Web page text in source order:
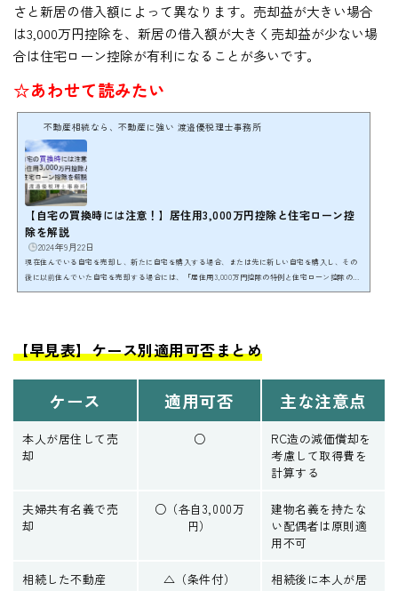
さと新居の借入額によって異なります。売却益が大きい場合
は3,000万円控除を、新居の借入額が大きく売却益が少ない場
合は住宅ローン控除が有利になることが多いです。
☆あわせて読みたい
不動産相続なら、不動産に強い 渡邉優税理士事務所
【自宅の買換時には注意！】居住用3,000万円控除と住宅ローン控
除を解説
2024年9月22日
現在住んでいる自宅を売却し、新たに自宅を購入する場合、または先に新しい自宅を購入し、その
後に以前住んでいた自宅を売却する場合には、「居住用3,000万円控除の特例と住宅ローン控除のど
ちらを利用するのか」の検討が必要です。 しっかりと検討せずに一度申告を行ってしまうと、取り
【早見表】ケース別適用可否まとめ
ケース 適用可否 主な注意点
本人が居住して売
却
○
RC造の減価償却を
考慮して取得費を
計算する
夫婦共有名義で売
却
○（各自3,000万
円）
建物名義を持たな
い配偶者は原則適
用不可
相続した不動産 △（条件付）
相続後に本人が居